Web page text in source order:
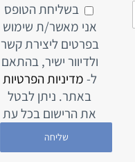
בשליחת הטופס
אני מאשר/ת שימוש
בפרטים ליצירת קשר
ולדיוור ישיר, בהתאם
ל- מדיניות הפרטיות
באתר. ניתן לבטל
את הרישום בכל עת